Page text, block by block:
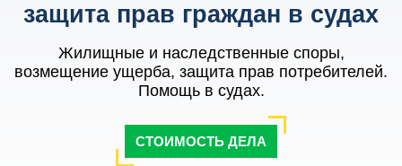
защита прав граждан в судах
Жилищные и наследственные споры,
возмещение ущерба, защита прав потребителей.
Помощь в судах.
СТОИМОСТЬ ДЕЛА